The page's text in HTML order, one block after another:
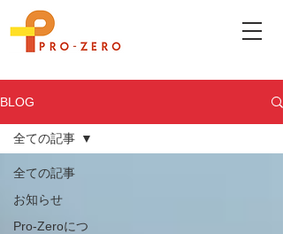
BLOG
全ての記事
お知らせ
Pro-Zeroにつ
全ての記事